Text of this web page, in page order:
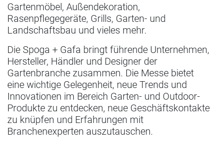
Gartenmöbel, Außendekoration,
Rasenpflegegeräte, Grills, Garten- und
Landschaftsbau und vieles mehr.
Die Spoga + Gafa bringt führende Unternehmen,
Hersteller, Händler und Designer der
Gartenbranche zusammen. Die Messe bietet
eine wichtige Gelegenheit, neue Trends und
Innovationen im Bereich Garten- und Outdoor-
Produkte zu entdecken, neue Geschäftskontakte
zu knüpfen und Erfahrungen mit
Branchenexperten auszutauschen.